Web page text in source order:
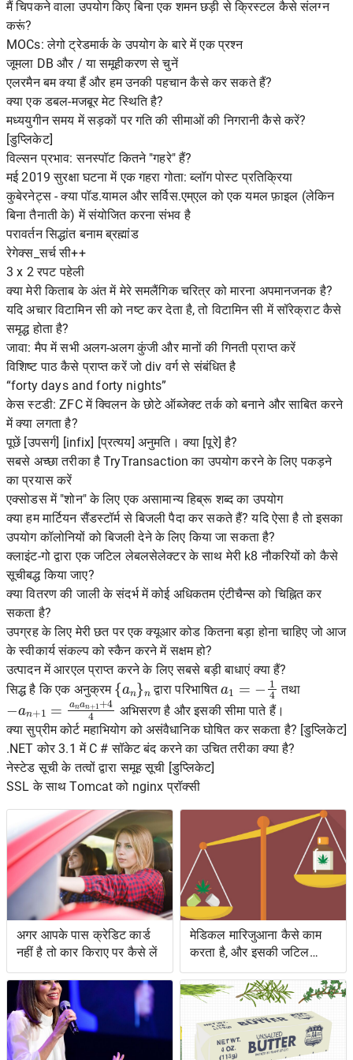
मैं चिपकने वाला उपयोग किए बिना एक शमन छड़ी से क्रिस्टल कैसे संलग्न
करूं?
MOCs: लेगो ट्रेडमार्क के उपयोग के बारे में एक प्रश्न
जूमला DB और / या समूहीकरण से चुनें
एलरमैन बम क्या हैं और हम उनकी पहचान कैसे कर सकते हैं?
क्या एक डबल-मजबूर मेट स्थिति है?
मध्ययुगीन समय में सड़कों पर गति की सीमाओं की निगरानी कैसे करें?
[डुप्लिकेट]
विल्सन प्रभाव: सनस्पॉट कितने "गहरे" हैं?
मई 2019 सुरक्षा घटना में एक गहरा गोता: ब्लॉग पोस्ट प्रतिक्रिया
कुबेरनेट्स - क्या पॉड.यामल और सर्विस.एम्एल को एक यमल फ़ाइल (लेकिन
बिना तैनाती के) में संयोजित करना संभव है
परावर्तन सिद्धांत बनाम ब्रह्मांड
रेगेक्स_सर्च सी++
3 x 2 रपट पहेली
क्या मेरी किताब के अंत में मेरे समलैंगिक चरित्र को मारना अपमानजनक है?
यदि अचार विटामिन सी को नष्ट कर देता है, तो विटामिन सी में सॉरेक्राट कैसे
समृद्ध होता है?
जावा: मैप में सभी अलग-अलग कुंजी और मानों की गिनती प्राप्त करें
विशिष्ट पाठ कैसे प्राप्त करें जो div वर्ग से संबंधित है
“forty days and forty nights”
केस स्टडी: ZFC में क्विलन के छोटे ऑब्जेक्ट तर्क को बनाने और साबित करने
में क्या लगता है?
पूछें [उपसर्ग] [infix] [प्रत्यय] अनुमति। क्या [पूरे] है?
सबसे अच्छा तरीका है TryTransaction का उपयोग करने के लिए पकड़ने
का प्रयास करें
एक्सोडस में "शोन" के लिए एक असामान्य हिब्रू शब्द का उपयोग
क्या हम मार्टियन सैंडस्टॉर्म से बिजली पैदा कर सकते हैं? यदि ऐसा है तो इसका
उपयोग कॉलोनियों को बिजली देने के लिए किया जा सकता है?
क्लाइंट-गो द्वारा एक जटिल लेबलसेलेक्टर के साथ मेरी k8 नौकरियों को कैसे
सूचीबद्ध किया जाए?
क्या वितरण की जाली के संदर्भ में कोई अधिकतम एंटीचैन्स को चिह्नित कर
सकता है?
उपग्रह के लिए मेरी छत पर एक क्यूआर कोड कितना बड़ा होना चाहिए जो आज
के स्वीकार्य संकल्प को स्कैन करने में सक्षम हो?
उत्पादन में आरएल प्राप्त करने के लिए सबसे बड़ी बाधाएं क्या हैं?
सिद्ध है कि एक अनुक्रम
{a n }n
द्वारा परिभाषित
a1 = − 1 4
तथा
an a nan+1+ 4 4
अभिसरण है और इसकी सीमा पाते हैं।
क्या सुप्रीम कोर्ट महाभियोग को असंवैधानिक घोषित कर सकता है? [डुप्लिकेट]
.NET कोर 3.1 में C # सॉकेट बंद करने का उचित तरीका क्या है?
नेस्टेड सूची के तत्वों द्वारा समूह सूची [डुप्लिकेट]
SSL के साथ Tomcat को nginx प्रॉक्सी
अगर आपके पास क्रेडिट कार्ड
नहीं है तो कार किराए पर कैसे लें
मेडिकल मारिजुआना कैसे काम
करता है, और इसकी जटिल
कानूनी स्थिति